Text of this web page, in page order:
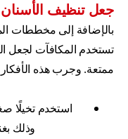
جعل تنظيف الأسنان
بالإضافة إلى مخططات
تستخدم المكافآت لجعل
ممتعة. وجرب هذه
استخدم تخيلًا
وذلك